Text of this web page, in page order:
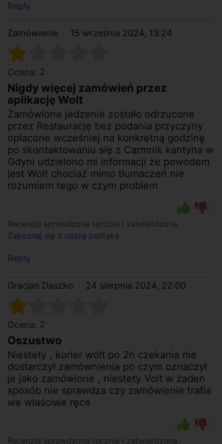
Reply
Zamówienie 15 września 2024, 13:24
Ocena: 2
Nigdy więcej zamówień przez
aplikację Wolt
Zamówione jedzenie zostało odrzucone
przez Restaurację bez podania przyczyny
opłacone wcześniej na konkretną godzinę
po skontaktowaniu się z Carmnik kantyna w
Gdyni udzielono mi informacji że powodem
jest Wolt chociaż mimo tłumaczeń nie
rozumiem tego w czym problem
Recenzja sprawdzona ręcznie i zatwierdzona.
Zapoznaj się z naszą polityką
Reply
Gracjan Daszko 24 sierpnia 2024, 22:00
Ocena: 2
Oszustwo
Niestety , kurier wolt po 2h czekania nie
dostarczył zamównienia po czym oznaczył
je jako zamówione , niestety Volt w żaden
sposób nie sprawdza czy zamówienie trafia
we właściwe ręce
Recenzja sprawdzona ręcznie i zatwierdzona.